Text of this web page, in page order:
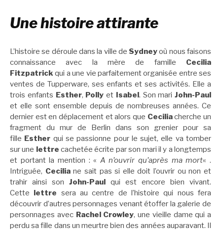
Une histoire attirante
L’histoire se déroule dans la ville de Sydneyoù nous faisons
connaissance avec la mère de famille Cecilia
Fitzpatrickqui a une vie parfaitement organisée entre ses
ventes de Tupperware, ses enfants et ses activités. Elle a
trois enfants Esther, Polly et Isabel. Son mari John-Paul
et elle sont ensemble depuis de nombreuses années. Ce
dernier est en déplacement et alors que Ceciliacherche un
fragment du mur de Berlin dans son grenier pour sa
fille Esther qui se passionne pour le sujet, elle va tomber
sur une lettre cachetée écrite par son mari il y a longtemps
et portant la mention : « A n’ouvrir qu’après ma mort« .
Intriguée, Ceciliane sait pas si elle doit l’ouvrir ou non et
trahir ainsi son John-Paul qui est encore bien vivant.
Cette lettre sera au centre de l’histoire qui nous fera
découvrir d’autres personnages venant étoffer la galerie de
personnages avec Rachel Crowley, une vieille dame qui a
perdu sa fille dans un meurtre bien des années auparavant. Il